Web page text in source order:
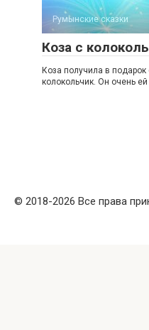
Румынские сказки
Коза с
Коза получила в подарок
колокольчик. Он очень
© 2018-2026 Все права